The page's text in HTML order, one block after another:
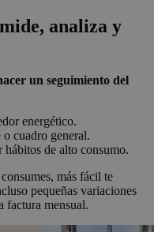
analiza y
un seguimiento del
energético.
cuadro general.
hábitos de alto consumo.
más fácil te
pequeñas variaciones
factura mensual.